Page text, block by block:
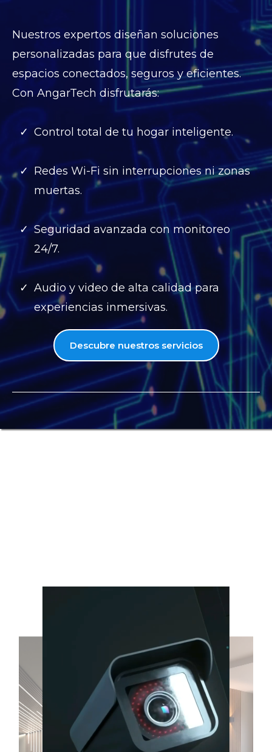
Nuestros expertos diseñan soluciones
personalizadas para que disfrutes de
espacios conectados, seguros y eficientes.
Con AngarTech disfrutarás:
Control total de tu hogar inteligente.
Redes Wi-Fi sin interrupciones ni zonas
muertas.
Seguridad avanzada con monitoreo
24/7.
Audio y video de alta calidad para
experiencias inmersivas.
Descubre nuestros servicios